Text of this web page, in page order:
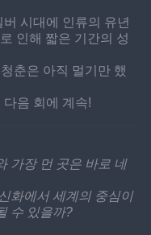
버 시대에 인류의 유년
인해 짧은 기간의 성
춘은 아직 멀기만 했
음 회에 계속!
가장 먼 곳은 바로 네
화에서 세계의 중심이
수 있을까?